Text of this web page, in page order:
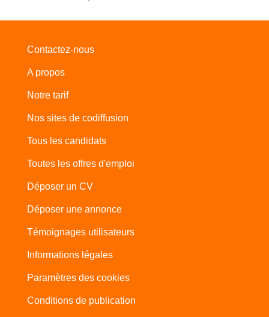
Contactez-nous
A propos
Notre tarif
Nos sites de codiffusion
Tous les candidats
Toutes les offres d'emploi
Déposer un CV
Déposer une annonce
Témoignages utilisateurs
Informations légales
Paramètres des cookies
Conditions de publication